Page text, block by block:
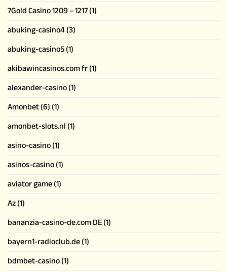
7Gold Casino 1209 – 1217(1)
abuking-casino4(3)
abuking-casino5(1)
akibawincasinos.com fr(1)
alexander-casino(1)
Amonbet (6)(1)
amonbet-slots.nl(1)
asino-casino(1)
asinos-casino(1)
aviator game(1)
Az(1)
bananzia-casino-de.com DE(1)
bayern1-radioclub.de(1)
bdmbet-casino(1)